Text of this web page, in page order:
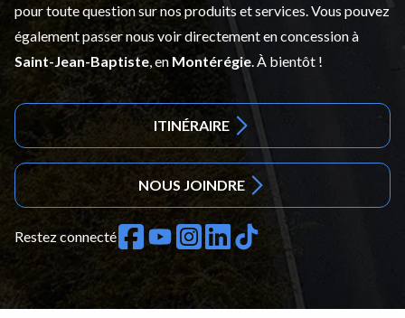
pour toute question sur nos produits et services. Vous pouvez
également passer nous voir directement en concession à
Saint-Jean-Baptiste , en Montérégie . À bientôt !
ITINÉRAIRE
NOUS JOINDRE
Restez connecté